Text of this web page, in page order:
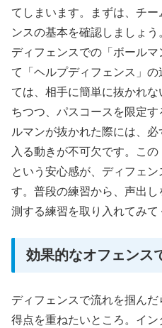
てしまいます。まずは、チ
ンスの基本を確認しましょ
ディフェンスでの「ボール
て「ヘルプディフェンス」
ては、相手に簡単に抜かれ
ちつつ、パスコースを限定
ルマンが抜かれた際には、
入る動きが不可欠です。この
という安心感が、ディフェ
す。普段の練習から、声出
測する練習を取り入れてみて
効果的なオフェンス
ディフェンスで流れを掴ん
得点を重ねたいところ。イ